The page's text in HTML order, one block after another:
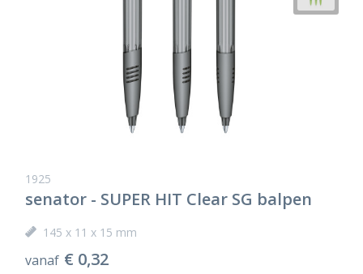
1925
senator - SUPER HIT Clear SG balpen
145 x 11 x 15 mm
vanaf € 0,32